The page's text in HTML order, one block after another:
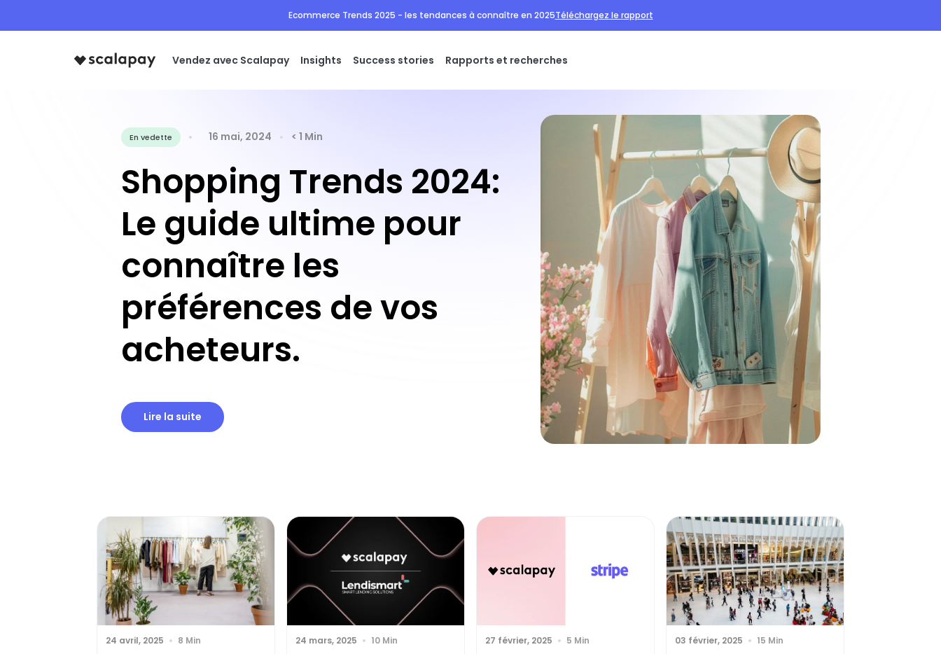
Ecommerce Trends 2025 - les tendances à connaître en 2025Téléchargez le rapport
Vendez avec Scalapay Insights Success stories Rapports et recherches
En vedette 16 mai, 2024 < 1 Min
Shopping Trends 2024:
Le guide ultime pour
connaître les
préférences de vos
acheteurs.
Lire la suite
24 avril, 2025 8 Min 24 mars, 2025 10 Min 27 février, 2025 5 Min 03 février, 2025 15 Min